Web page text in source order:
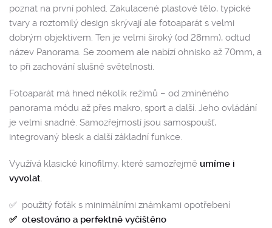
poznat na první pohled. Zakulacené plastové tělo, typické
tvary a roztomilý design skrývají ale fotoaparát s velmi
dobrým objektivem. Ten je velmi široký (od 28mm), odtud
název Panorama. Se zoomem ale nabízí ohnisko až 70mm, a
to při zachování slušné světelnosti.
Fotoaparát má hned několik režimů – od zmíněného
panorama módu až přes makro, sport a další. Jeho ovládání
je velmi snadné. Samozřejmostí jsou samospoušť,
integrovaný blesk a další základní funkce.
Využívá klasické kinofilmy, které samozřejmě umíme i
vyvolat.
✅ použitý foťák s minimálními známkami opotřebení
✅ otestováno a perfektně vyčištěno